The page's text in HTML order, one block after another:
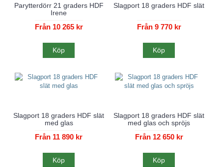
Parytterdörr 21 graders HDF
Irene
Från 10 265 kr
Köp
Slagport 18 graders HDF slät
Från 9 770 kr
Köp
Slagport 18 graders HDF slät
med glas
Från 11 890 kr
Köp
Slagport 18 graders HDF slät
med glas och spröjs
Från 12 650 kr
Köp